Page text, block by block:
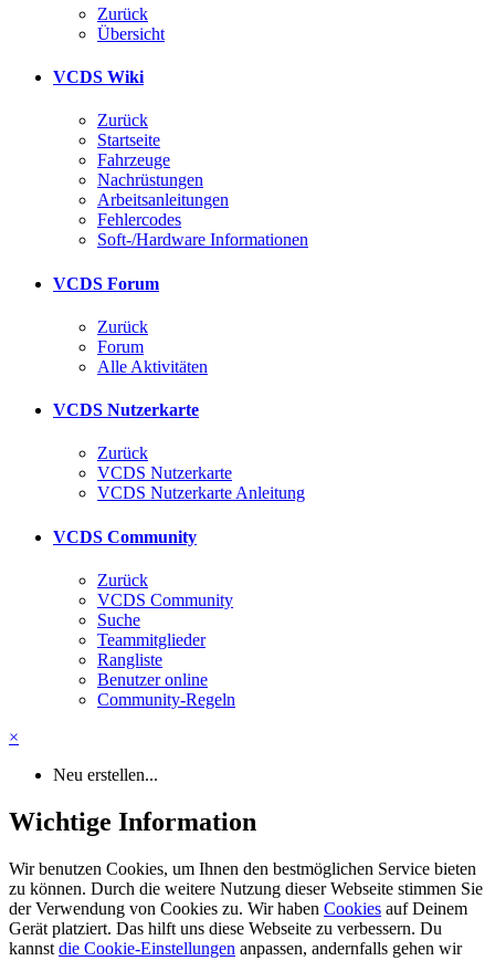
Zurück
Übersicht
VCDS Wiki
Zurück
Startseite
Fahrzeuge
Nachrüstungen
Arbeitsanleitungen
Fehlercodes
Soft-/Hardware Informationen
VCDS Forum
Zurück
Forum
Alle Aktivitäten
VCDS Nutzerkarte
Zurück
VCDS Nutzerkarte
VCDS Nutzerkarte Anleitung
VCDS Community
Zurück
VCDS Community
Suche
Teammitglieder
Rangliste
Benutzer online
Community-Regeln
×
Neu erstellen...
Wichtige Information
Wir benutzen Cookies, um Ihnen den bestmöglichen Service bieten
zu können. Durch die weitere Nutzung dieser Webseite stimmen Sie
der Verwendung von Cookies zu. Wir haben Cookies auf Deinem
Gerät platziert. Das hilft uns diese Webseite zu verbessern. Du
kannst die Cookie-Einstellungen anpassen, andernfalls gehen wir